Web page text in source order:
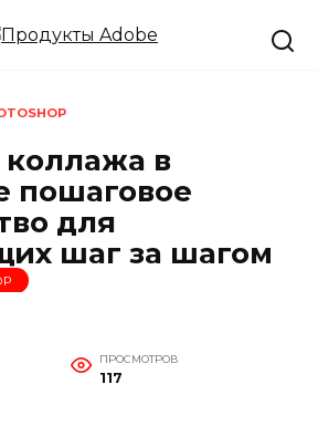
в
пошаговое
для
шаг за шагом
ПРОСМОТРОВ
117